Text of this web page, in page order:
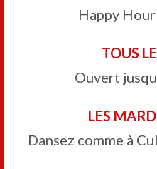
Happy
TOUS
Ouvert
LES
Dansez comme à